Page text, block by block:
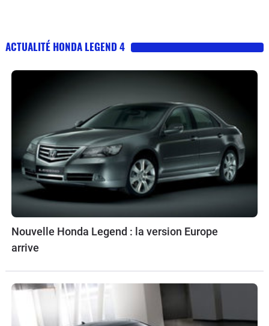
ACTUALITÉ HONDA LEGEND 4
Nouvelle Honda Legend : la version Europe
arrive